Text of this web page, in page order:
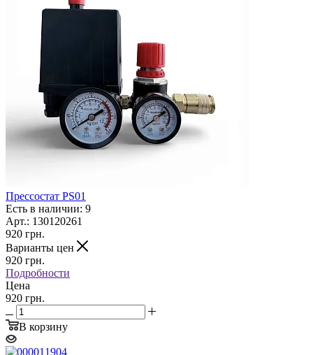
Прессостат PS01
Есть в наличии: 9
Арт.: 130120261
920 грн.
Варианты цен
920 грн.
Подробности
Цена
920 грн.
В корзину